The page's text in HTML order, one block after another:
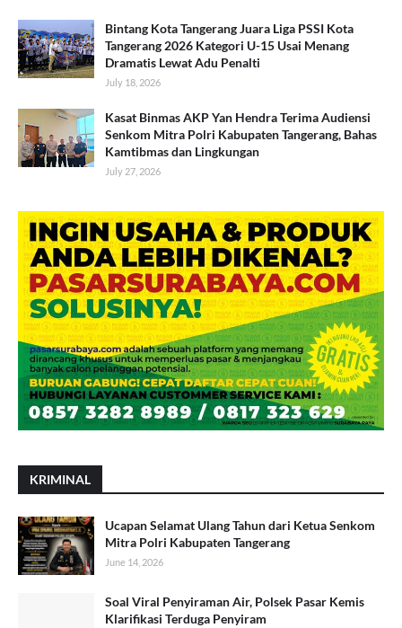
Bintang Kota Tangerang Juara Liga PSSI Kota
Tangerang 2026 Kategori U-15 Usai Menang
Dramatis Lewat Adu Penalti
July 18, 2026
Kasat Binmas AKP Yan Hendra Terima Audiensi
Senkom Mitra Polri Kabupaten Tangerang, Bahas
Kamtibmas dan Lingkungan
July 27, 2026
KRIMINAL
Ucapan Selamat Ulang Tahun dari Ketua Senkom
Mitra Polri Kabupaten Tangerang
June 14, 2026
Soal Viral Penyiraman Air, Polsek Pasar Kemis
Klarifikasi Terduga Penyiram